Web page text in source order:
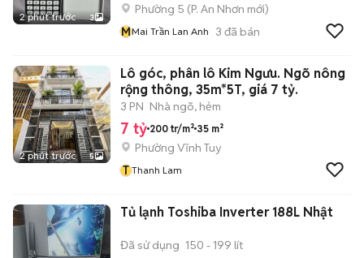
2 phút trước 3
Phường 5 (P. An Nhơn mới)
MMai Trần Lan Anh 3 đã bán
2 phút trước 5
Lô góc, phân lô Kim Ngưu. Ngõ nông
rộng thông, 35m*5T, giá 7 tỷ.
3 PN Nhà ngõ, hẻm
7 tỷ 200 tr/m² 35 m²
Phường Vĩnh Tuy
T Thanh Lam
Tủ lạnh Toshiba Inverter 188L Nhật
Đã sử dụng 150 - 199 lít